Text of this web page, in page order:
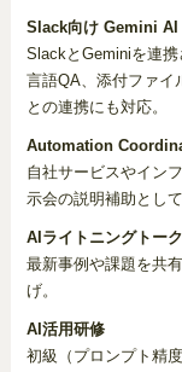
Slack向け Gemini AI
SlackとGeminiを連
言語QA、添付ファイ
との連携にも対応。
Automation
自社サービスやイン
示会の説明補助として
AIライトニングトーク
最新事例や課題を共
げ。
AI活用研修
初級（プロンプト精